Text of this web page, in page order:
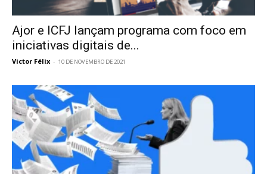
Ajor e ICFJ lançam programa com foco em
iniciativas digitais de...
Victor Félix - 10 DE NOVEMBRO DE 2021